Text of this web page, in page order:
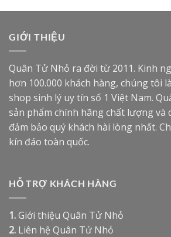
GIỚI THIỆU
Quân Tử Nhỏ ra đời từ 2011. Kinh
hơn 100.000 khách hàng, chúng tôi
shop sinh lý uy tín số 1 Việt Nam.
sản phẩm chính hãng chất lượng và
đảm bảo quý khách hài lòng nhất.
kín đáo toàn quốc.
HỖ TRỢ KHÁCH HÀNG
1.Giới thiệu Quân Tử Nhỏ
2. Liên hệ Quân Tử Nhỏ